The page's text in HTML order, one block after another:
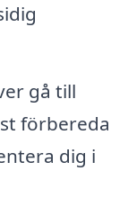
gå till
förbereda
dig i